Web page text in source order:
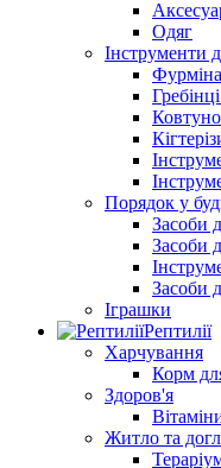
Одяг
Інструменти
Порядок у
Засоби
Засоби
Засоби
Іграшки
Рептилії
Харчування
Корм
Здоров'я
Житло та